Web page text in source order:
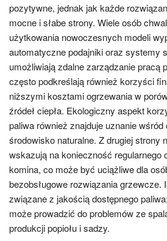
pozytywne, jednak jak każde
mocne i słabe strony. Wiele osób
użytkowania nowoczesnych modeli
automatyczne podajniki oraz systemy
umożliwiają zdalne zarządzanie pracą
często podkreślają również korzyści
niższymi kosztami ogrzewania w
źródeł ciepła. Ekologiczny aspekt
paliwa również znajduje uznanie
środowisko naturalne. Z drugiej strony
wskazują na konieczność regularnego
komina, co może być uciążliwe dla
bezobsługowe rozwiązania grzewcze.
związane z jakością dostępnego
może prowadzić do problemów ze
produkcji popiołu i sadzy.